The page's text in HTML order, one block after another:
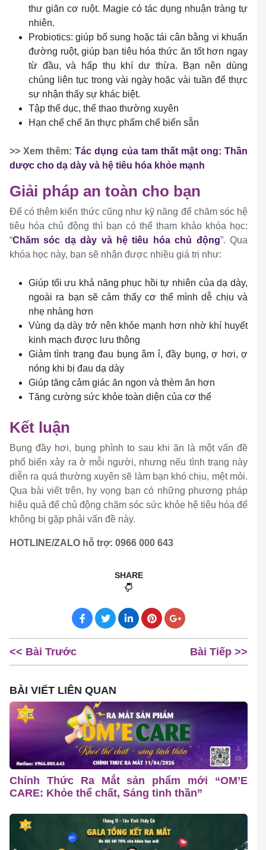
thư giãn cơ ruột. Magie có tác dụng nhuận tràng tự
nhiên.
Probiotics: giúp bổ sung hoặc tái cân bằng vi khuẩn
đường ruột, giúp bạn tiêu hóa thức ăn tốt hơn ngay
từ đầu, và hấp thụ khí dư thừa. Bạn nên dùng
chúng liên tục trong vài ngày hoặc vài tuần để thực
sự nhận thấy sự khác biệt.
Tập thể dục, thể thao thường xuyên
Hạn chế chế ăn thực phẩm chế biến sẵn
>> Xem thêm:Tác dụng của tam thất mật ong: Thần
dược cho dạ dày và hệ tiêu hóa khỏe mạnh
Giải pháp an toàn cho bạn
Để có thêm kiến thức cũng như kỹ năng để chăm sóc hệ
tiêu hóa chủ động thì bạn có thể tham khảo khóa học:
“Chăm sóc dạ dày và hệ tiêu hóa chủ động”. Qua
khóa học này, bạn sẽ nhận được nhiều giá trị như:
Giúp tối ưu khả năng phục hồi tự nhiên của dạ dày,
ngoài ra bạn sẽ cảm thấy cơ thể mình dễ chịu và
nhẹ nhàng hơn
Vùng dạ dày trở nên khỏe mạnh hơn nhờ khí huyết
kinh mạch được lưu thông
Giảm tình trạng đau bụng âm ỉ, đầy bụng, ợ hơi, ợ
nóng khi bị đau dạ dày
Giúp tăng cảm giác ăn ngon và thèm ăn hơn
Tăng cường sức khỏe toàn diện của cơ thể
Kết luận
Bụng đầy hơi, bụng phình to sau khi ăn là một vấn đề
phổ biến xảy ra ở mỗi người, nhưng nếu tình trạng này
diễn ra quá thường xuyên sẽ làm bạn khó chịu, mệt mỏi.
Qua bài viết trên, hy vọng bạn có những phương pháp
hiệu quả để chủ động chăm sóc sức khỏe hệ tiêu hóa để
không bị gặp phải vấn đề này.
HOTLINE/ZALO hỗ trợ: 0966 000 643
SHARE
<< Bài Trước Bài Tiếp >>
BÀI VIẾT LIÊN QUAN
Chính Thức Ra Mắt sản phẩm mới “OM’E
CARE: Khỏe thể chất, Sáng tinh thần”